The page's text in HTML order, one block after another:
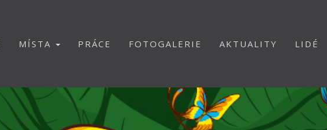
MÍSTA PRÁCE FOTOGALERIE AKTUALITY LIDÉ